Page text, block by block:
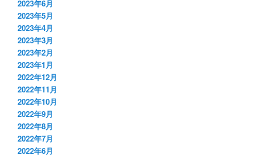
2023年6月
2023年5月
2023年4月
2023年3月
2023年2月
2023年1月
2022年12月
2022年11月
2022年10月
2022年9月
2022年8月
2022年7月
2022年6月